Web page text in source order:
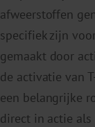
afweerstoffen
specifiek zijn
gemaakt door
de activatie van
een belangrijke
direct in actie